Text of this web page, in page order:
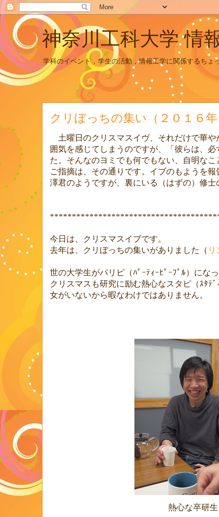
神奈川工科大学 情
学科のイベント，学生の活動，情報工学に関係するちょ
クリぼっちの集い（２０１６
土曜日のクリスマスイヴ、それだけで華や
囲気を感じてしまうのですが、「彼らは、
た。そんなのヨミでも何でもない、自明な
ご指摘は、その通りです。イブのもようを
澤君のようですが、裏にいる（はずの）修
今日は、クリスマスイブです。
去年は、クリぼっちの集いがありました（ リ
世の大学生がパリピ（ﾊﾟｰﾃｨｰﾋﾟｰﾌﾟﾙ）にな
クリスマスも研究に励む熱心なスタピ（ｽﾀﾃ
女がいないから暇なわけではありません。
熱心な卒研生